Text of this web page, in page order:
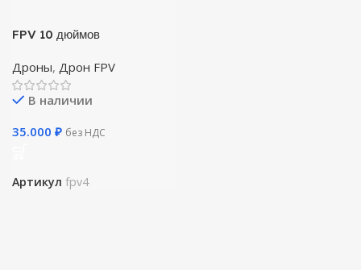
FPV 10 дюймов
Дроны, Дрон FPV
В наличии
35.000 ₽ без НДС
Артикул fpv4